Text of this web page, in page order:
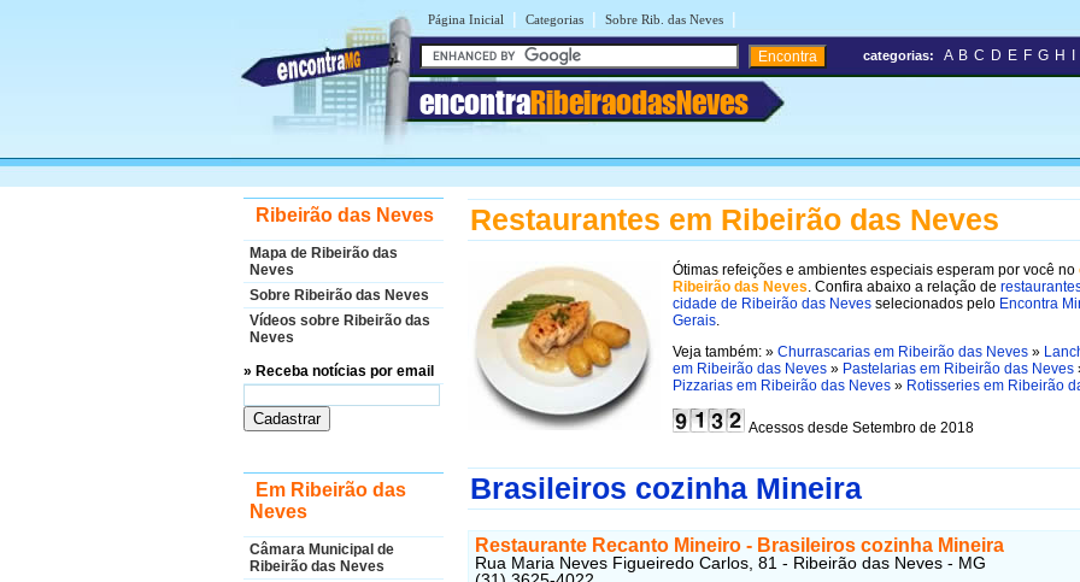
Página Inicial | Categorias | Sobre Rib. das Neves |
encontraRibeiraodasNeves
categorias: A B C D E F G H
Ribeirão das Neves
Mapa de Ribeirão das
Neves
Sobre Ribeirão das Neves
Vídeos sobre Ribeirão das
Neves
» Receba notícias por email
Em Ribeirão das
Neves
Câmara Municipal de
Ribeirão das Neves
Restaurantes em Ribeirão das Neves
Ótimas refeições e ambientes especiais esperam por você no
Ribeirão das Neves . Confira abaixo a relação de
cidade de Ribeirão das Neves selecionados pelo Encontra
Gerais
Veja também: » Churrascarias em Ribeirão das Neves »
em Ribeirão das Neves » Pastelarias em Ribeirão das Neves
Pizzarias em Ribeirão das Neves » Rotisseries em Ribeirão
Acessos desde Setembro de 2018
Brasileiros cozinha Mineira
Restaurante Recanto Mineiro - Brasileiros cozinha Mineira
Rua Maria Neves Figueiredo Carlos, 81 - Ribeirão das Neves - MG